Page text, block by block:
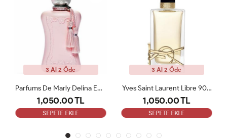
3 Al 2 Öde
Yves Saint Laurent Libre 90 ML Bayan Tester Parfüm
1,050.00 TL
SEPETE EKLE
3 Al 2 Öde
Maison Francis Kurkdjian Baccarat Rouge 540 Etrait De 70ml Bayan Tester Parfüm
1,050.00 TL
SEPETE EKLE